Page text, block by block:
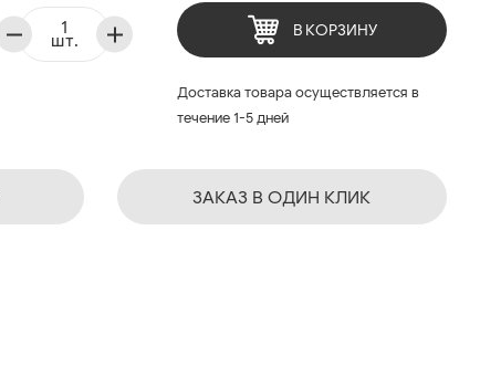
шт. В КОРЗИНУ
Доставка товара осуществляется в
течение 1-5 дней
ЗАКАЗ В ОДИН КЛИК